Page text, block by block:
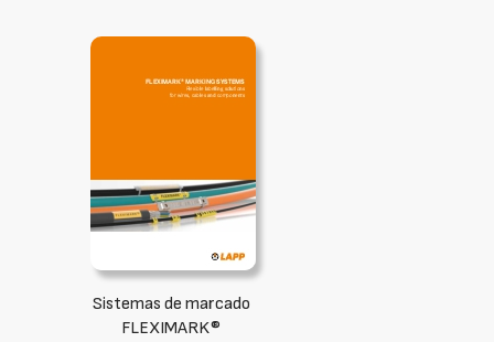
Sistemas de marcado
FLEXIMARK®